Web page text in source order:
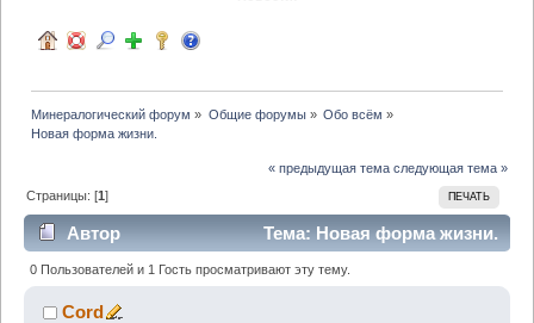
Минералогический форум » Общие форумы» Обо всём »
Новая форма жизни.
« предыдущая тема следующая тема »
ПЕЧАТЬ
Страницы: [1]
Автор
Тема: Новая форма жизни.
(Прочитано 1145 раз)
0 Пользователей и 1 Гость просматривают эту тему.
Cord